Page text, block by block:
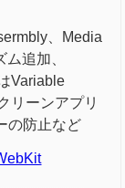
、Media
追加、
Variable
リーンアプリ
の防止など